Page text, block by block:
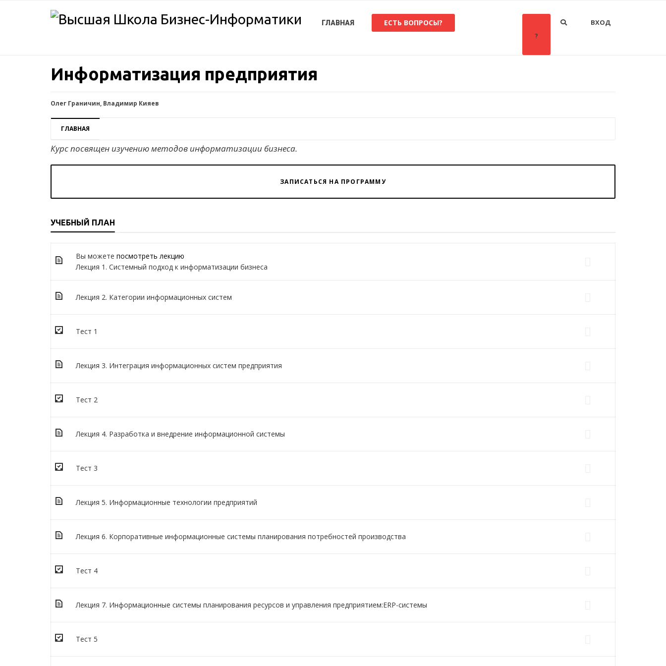
ГЛАВНАЯ ЕСТЬ ВОПРОСЫ?
?
ВХОД
Информатизация предприятия
Олег Граничин, Владимир Кияев
ГЛАВНАЯ
Курс посвящен изучению методов информатизации бизнеса.
ЗАПИСАТЬСЯ НА ПРОГРАММУ
УЧЕБНЫЙ ПЛАН
Вы можете посмотреть лекцию
Лекция 1. Системный подход к информатизации бизнеса
Лекция 2. Категории информационных систем
Тест 1
Лекция 3. Интеграция информационных систем предприятия
Тест 2
Лекция 4. Разработка и внедрение информационной системы
Тест 3
Лекция 5. Информационные технологии предприятий
Лекция 6. Корпоративные информационные системы планирования потребностей производства
Тест 4
Лекция 7. Информационные системы планирования ресурсов и управления предприятием:ERP-сиcтемы
Тест 5